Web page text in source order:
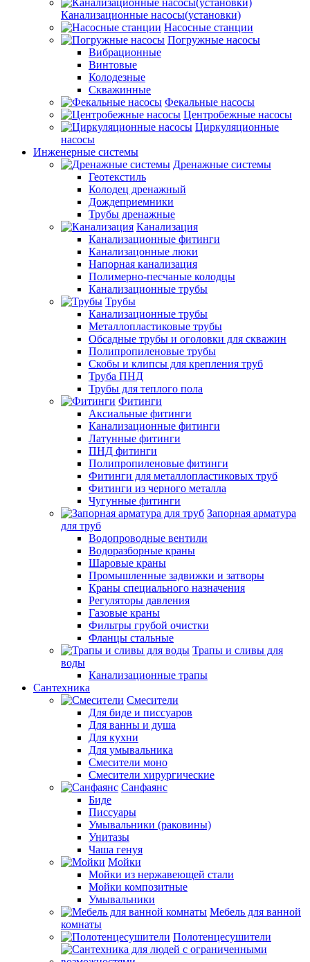
Канализационные насосы(установки)
Насосные станции
Погружные насосы
Вибрационные
Винтовые
Колодезные
Скважинные
Фекальные насосы
Центробежные насосы
Циркуляционные
насосы
Инженерные системы
Дренажные системы
Геотекстиль
Колодец дренажный
Дождеприемники
Трубы дренажные
Канализация
Канализационные фитинги
Канализацонные люки
Напорная канализация
Полимерно-песчаные колодцы
Канализационные трубы
Трубы
Канализационные трубы
Металлопластиковые трубы
Обсадные трубы и оголовки для скважин
Полипропиленовые трубы
Скобы и клипсы для крепления труб
Труба ПНД
Трубы для теплого пола
Фитинги
Аксиальные фитинги
Канализационные фитинги
Латунные фитинги
ПНД фитинги
Полипропиленовые фитинги
Фитинги для металлопластиковых труб
Фитинги из черного металла
Чугунные фитинги
Запорная арматура
для труб
Водопроводные вентили
Водоразборные краны
Шаровые краны
Промышленные задвижки и затворы
Краны специального назначения
Регуляторы давления
Газовые краны
Фильтры грубой очистки
Фланцы стальные
Трапы и сливы для
воды
Канализационные трапы
Сантехника
Смесители
Для биде и писсуаров
Для ванны и душа
Для кухни
Для умывальника
Смесители моно
Смесители хирургические
Санфаянс
Биде
Писсуары
Умывальники (раковины)
Унитазы
Чаша генуя
Мойки
Мойки из нержавеющей стали
Мойки композитные
Умывальники
Мебель для ванной
комнаты
Полотенцесушители